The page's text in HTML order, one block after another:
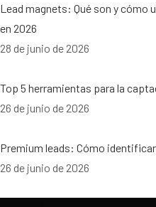
Lead magnets: Qué son y cómo
en 2026
28 de junio de 2026
Top 5 herramientas para la
26 de junio de 2026
Premium leads: Cómo
26 de junio de 2026